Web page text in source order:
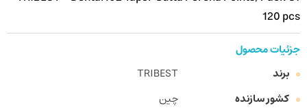
120 pcs
جزئیات محصول
برند
TRIBEST
کشور سازنده
چین